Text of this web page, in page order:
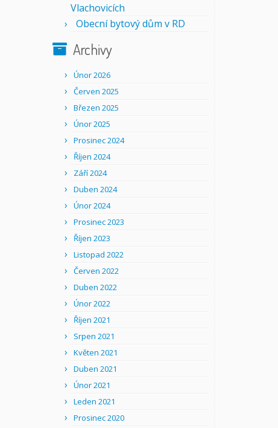
Vlachovicích
Obecní bytový dům v RD
Archivy
Únor 2026
Červen 2025
Březen 2025
Únor 2025
Prosinec 2024
Říjen 2024
Září 2024
Duben 2024
Únor 2024
Prosinec 2023
Říjen 2023
Listopad 2022
Červen 2022
Duben 2022
Únor 2022
Říjen 2021
Srpen 2021
Květen 2021
Duben 2021
Únor 2021
Leden 2021
Prosinec 2020